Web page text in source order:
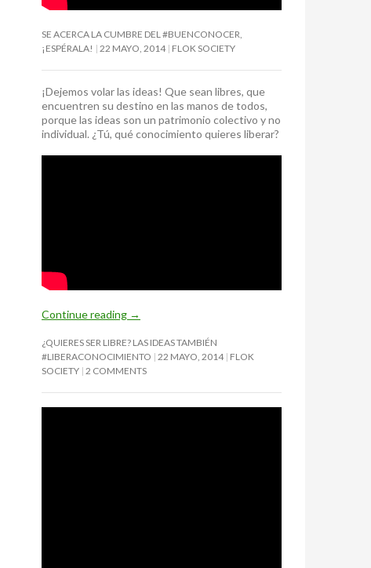
SE ACERCA LA CUMBRE DEL #BUENCONOCER,
¡ESPÉRALA!
22 MAYO, 2014 FLOK SOCIETY
¡Dejemos volar las ideas! Que sean libres, que
encuentren su destino en las manos de todos,
porque las ideas son un patrimonio colectivo y no
individual. ¿Tú, qué conocimiento quieres liberar?
Continue reading →
¿QUIERES SER LIBRE? LAS IDEAS TAMBIÉN
#LIBERACONOCIMIENTO 22 MAYO, 2014 FLOK
SOCIETY 2 COMMENTS